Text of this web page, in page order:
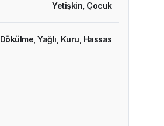
Yetişkin, Çocuk
Dökülme,Yağlı, Kuru, Hassas